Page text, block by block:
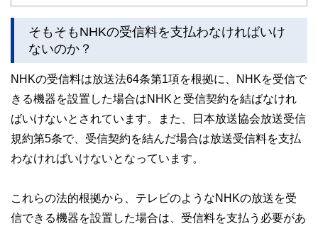
執筆者・監修者による執筆体制を築くことで、内容のわかり
やすさはもちろんのこと、読み応えのあるコンテンツと確か
コンシェルジュを目指します。
そもそもNHKの受信料を支払わなければいけ
ないのか？
NHKの受信料は放送法64条第1項を根拠に、NHKを受信で
きる機器を設置した場合はNHKと受信契約を結ばなけれ
ばいけないとされています。また、日本放送協会放送受信
規約第5条で、受信契約を結んだ場合は放送受信料を支払
わなければいけないとなっています。
これらの法的根拠から、テレビのようなNHKの放送を受
信できる機器を設置した場合は、受信料を支払う必要があ